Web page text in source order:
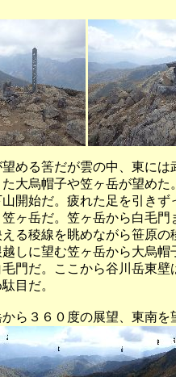
める筈だが雲の中、東には
大烏帽子や笠ヶ岳が望めた
開始だ。疲れた足を引きず
ヶ岳だ。笠ヶ岳から白毛門
る稜線を眺めながら笹原の
しに望む笠ヶ岳から大烏帽
門だ。ここから谷川岳東壁
目だ。
望、東南を望